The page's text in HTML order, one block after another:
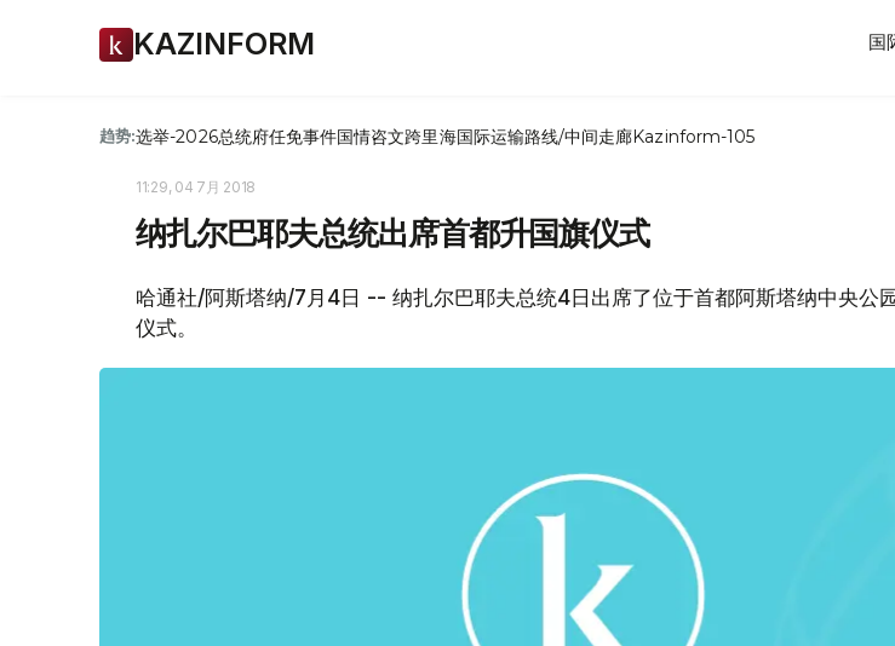
KAZINFORM 国
趋势:选举-2026总统府任免事件国情咨文跨里海国际运输路线/中间走廊Kazinform-105
11:29, 04 7月 2018
纳扎尔巴耶夫总统出席首都升国旗仪式
哈通社/阿斯塔纳/7月4日 -- 纳扎尔巴耶夫总统4日出席了位于首都阿斯塔纳中央公
仪式。